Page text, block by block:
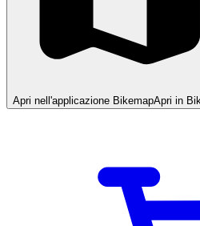
Apri nell'applicazione BikemapApri in